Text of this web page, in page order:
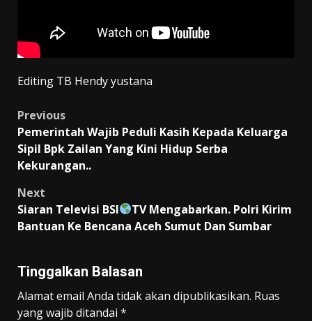
Editing TB Hendy yustana
Post
navigation
Previous
Pemerintah Wajib Peduli Kasih Kepada Keluarga
Sipil Bpk Zailan Yang Kini Hidup Serba
Kekurangan..
Next
Siaran Televisi BSI
TV Mengabarkan. Polri Kirim
Bantuan Ke Bencana Aceh Sumut Dan Sumbar
Tinggalkan Balasan
Alamat email Anda tidak akan dipublikasikan. Ruas
yang wajib ditandai *